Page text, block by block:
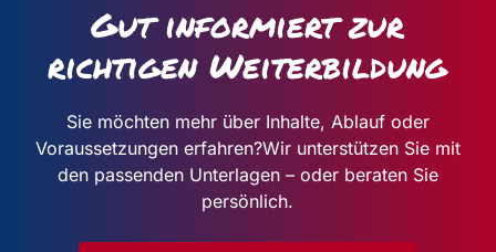
Gut informiert zur
richtigen Weiterbildung
Sie möchten mehr über Inhalte, Ablauf oder
Voraussetzungen erfahren?Wir unterstützen Sie mit
den passenden Unterlagen – oder beraten Sie
persönlich.